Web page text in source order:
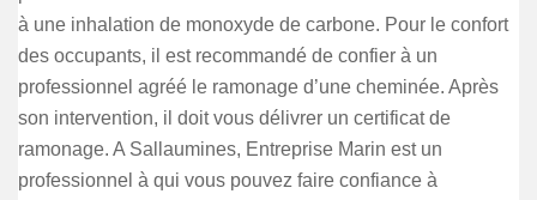
à une inhalation de monoxyde de carbone. Pour le confort
des occupants, il est recommandé de confier à un
professionnel agréé le ramonage d’une cheminée. Après
son intervention, il doit vous délivrer un certificat de
ramonage. A Sallaumines, Entreprise Marin est un
professionnel à qui vous pouvez faire confiance à